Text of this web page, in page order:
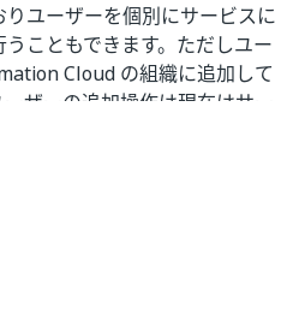
ユーザーを個別にサービスに
こともできます。ただしユー
Cloud の組織に追加して
ザーの追加操作は現在はサー